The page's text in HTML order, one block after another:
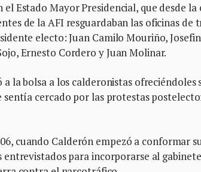
el Estado Mayor Presidencial, que desde
de la AFI resguardaban las oficinas de
electo: Juan Camilo Mouriño,
Ernesto Cordero y Juan Molinar.
a la bolsa a los calderonistas
sentía cercado por las protestas
cuando Calderón empezó a conformar
entrevistados para incorporarse al